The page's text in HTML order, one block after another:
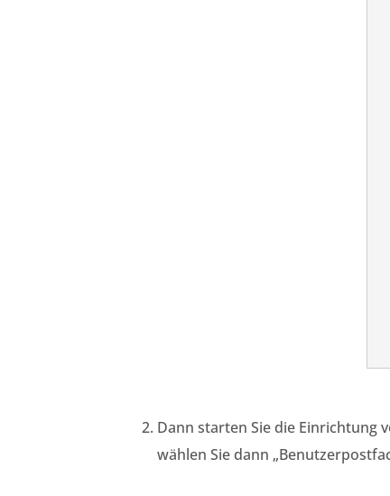
Dann starten Sie die Einrichtung
wählen Sie dann